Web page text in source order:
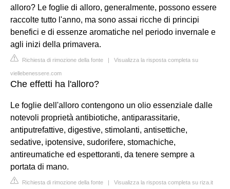
alloro? Le foglie di alloro, generalmente, possono essere
raccolte tutto l'anno, ma sono assai ricche di principi
benefici e di essenze aromatiche nel periodo invernale e
agli inizi della primavera.
Richiesta di rimozione della fonte | Visualizza la risposta completa su
viellebenessere.com
Che effetti ha l'alloro?
Le foglie dell'alloro contengono un olio essenziale dalle
notevoli proprietà antibiotiche, antiparassitarie,
antiputrefattive, digestive, stimolanti, antisettiche,
sedative, ipotensive, sudorifere, stomachiche,
antireumatiche ed espettoranti, da tenere sempre a
portata di mano.
Richiesta di rimozione della fonte | Visualizza la risposta completa su riza.it